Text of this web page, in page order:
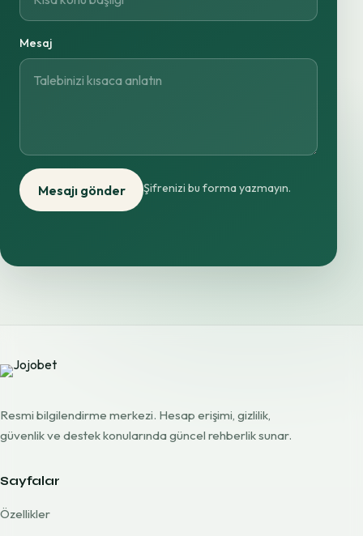
Mesaj
Mesajı gönder Şifrenizi bu forma yazmayın.
Resmi bilgilendirme merkezi. Hesap erişimi, gizlilik,
güvenlik ve destek konularında güncel rehberlik sunar.
Sayfalar
Özellikler